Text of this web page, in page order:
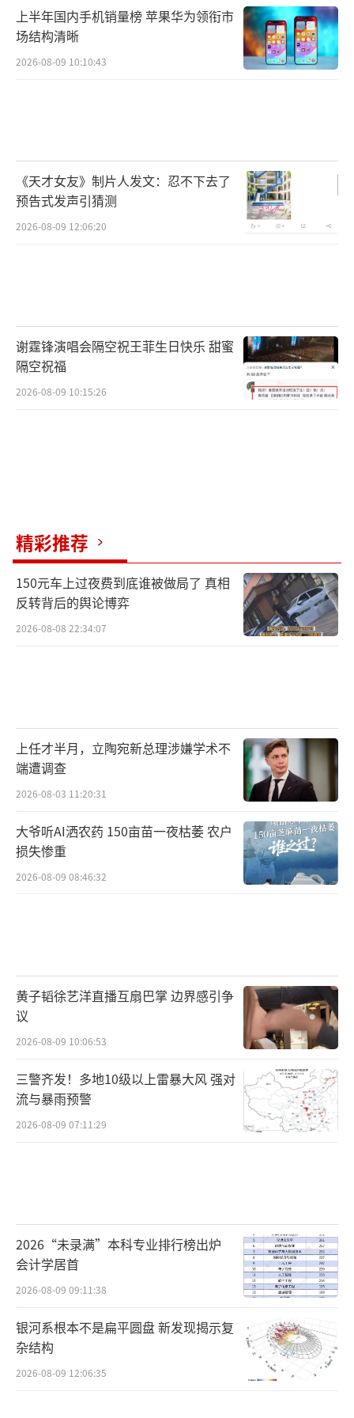
上半年国内手机销量榜 苹果华为领衔市
场结构清晰
2026-08-09 10:10:43
《天才女友》制片人发文：忍不下去了
预告式发声引猜测
2026-08-09 12:06:20
谢霆锋演唱会隔空祝王菲生日快乐 甜蜜
隔空祝福
2026-08-09 10:15:26
精彩推荐
150元车上过夜费到底谁被做局了 真相
反转背后的舆论博弈
2026-08-08 22:34:07
上任才半月，立陶宛新总理涉嫌学术不
端遭调查
2026-08-03 11:20:31
大爷听AI洒农药 150亩苗一夜枯萎 农户
损失惨重
2026-08-09 08:46:32
黄子韬徐艺洋直播互扇巴掌 边界感引争
议
2026-08-09 10:06:53
三警齐发！多地10级以上雷暴大风 强对
流与暴雨预警
2026-08-09 07:11:29
2026“未录满”本科专业排行榜出炉
会计学居首
2026-08-09 09:11:38
银河系根本不是扁平圆盘 新发现揭示复
杂结构
2026-08-09 12:06:35